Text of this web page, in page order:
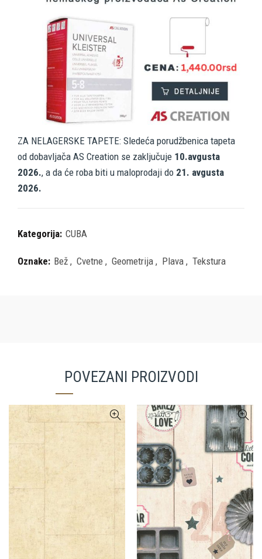
ZA NELAGERSKE TAPETE: Sledeća porudžbenica tapeta
od dobavljača AS Creation se zaključuje 10.avgusta
2026., a da će roba biti u maloprodaji do 21. avgusta
2026.
Kategorija: CUBA
Oznake: Bež , Cvetne , Geometrija , Plava , Tekstura
POVEZANI PROIZVODI